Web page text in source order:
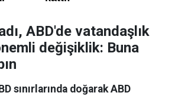
ABD'de vatandaşlık
değişiklik: Buna
sınırlarında doğarak ABD